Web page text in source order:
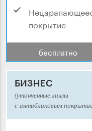
покрытие
бесплатно
БИЗНЕС
(утонченные линзы
с антибликовым